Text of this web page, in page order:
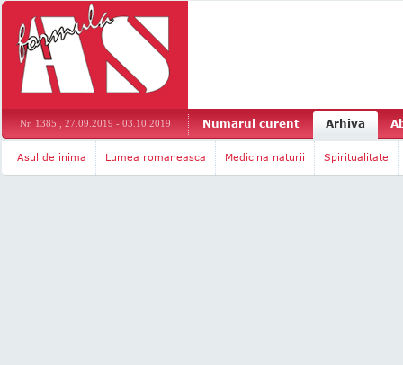
Nr. 1385 , 27.09.2019 - 03.10.2019 Numarul curent Arhiva
Asul de inima Lumea romaneasca Medicina naturii Spiritualitate